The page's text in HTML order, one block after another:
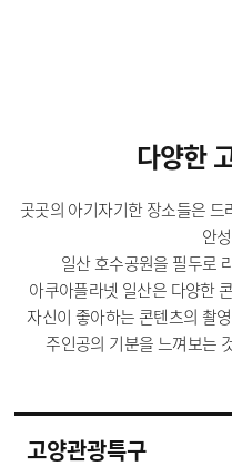
다양한
곳곳의 아기자기한 장소들은
안
일산 호수공원을 필두로
아쿠아플라넷 일산은 다양한
자신이 좋아하는 콘텐츠의 촬
주인공의 기분을 느껴보는
고양관광특구